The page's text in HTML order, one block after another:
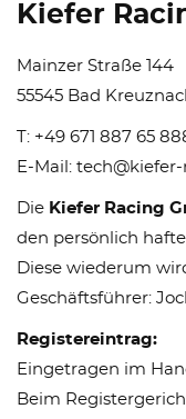
Kiefer
Mainzer Straße 144
55545 Bad
T: +49 671 887 65
E-Mail:
Die Kiefer Racing
den persönlich
Diese wiederum
Geschäftsführer:
Registereintrag:
Eingetragen im
Beim